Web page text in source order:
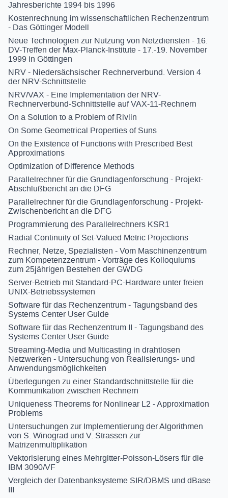
Jahresberichte 1994 bis 1996
Kostenrechnung im wissenschaftlichen Rechenzentrum
- Das Göttinger Modell
Neue Technologien zur Nutzung von Netzdiensten - 16.
DV-Treffen der Max-Planck-Institute - 17.-19. November
1999 in Göttingen
NRV - Niedersächsischer Rechnerverbund. Version 4
der NRV-Schnittstelle
NRV/VAX - Eine Implementation der NRV-
Rechnerverbund-Schnittstelle auf VAX-11-Rechnern
On a Solution to a Problem of Rivlin
On Some Geometrical Properties of Suns
On the Existence of Functions with Prescribed Best
Approximations
Optimization of Difference Methods
Parallelrechner für die Grundlagenforschung - Projekt-
Abschlußbericht an die DFG
Parallelrechner für die Grundlagenforschung - Projekt-
Zwischenbericht an die DFG
Programmierung des Parallelrechners KSR1
Radial Continuity of Set-Valued Metric Projections
Rechner, Netze, Spezialisten - Vom Maschinenzentrum
zum Kompetenzzentrum - Vorträge des Kolloquiums
zum 25jährigen Bestehen der GWDG
Server-Betrieb mit Standard-PC-Hardware unter freien
UNIX-Betriebssystemen
Software für das Rechenzentrum - Tagungsband des
Systems Center User Guide
Software für das Rechenzentrum II - Tagungsband des
Systems Center User Guide
Streaming-Media und Multicasting in drahtlosen
Netzwerken - Untersuchung von Realisierungs- und
Anwendungsmöglichkeiten
Überlegungen zu einer Standardschnittstelle für die
Kommunikation zwischen Rechnern
Uniqueness Theorems for Nonlinear L2 - Approximation
Problems
Untersuchungen zur Implementierung der Algorithmen
von S. Winograd und V. Strassen zur
Matrizenmultiplikation
Vektorisierung eines Mehrgitter-Poisson-Lösers für die
IBM 3090/VF
Vergleich der Datenbanksysteme SIR/DBMS und dBase
III